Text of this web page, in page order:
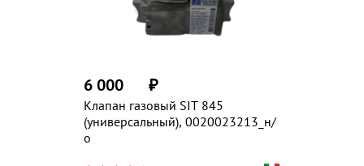
Клапан газовый SIT 845
(универсальный), 0020023213_н/
о
6 000 ₽